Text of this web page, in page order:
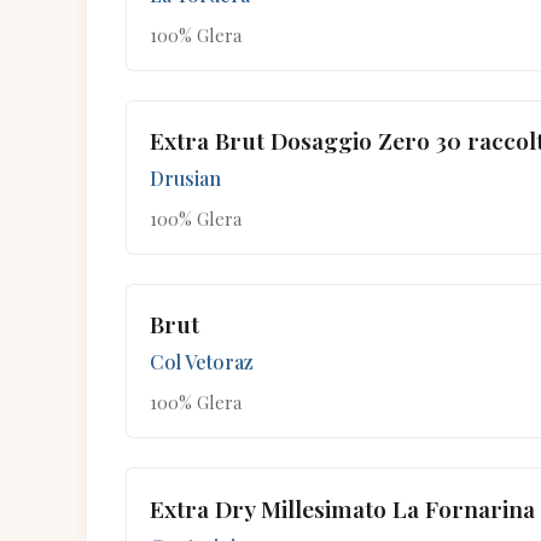
100% Glera
Extra Brut Dosaggio Zero 30
Drusian
100% Glera
Brut
Col Vetoraz
100% Glera
Extra Dry Millesimato La Fornarina